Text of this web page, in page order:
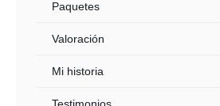
Mi historia
Testimonios
Contáctame